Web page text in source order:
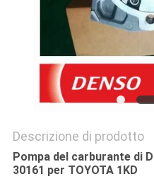
Descrizione di prodotto
Pompa del carburante di
30161 per TOYOTA 1KD